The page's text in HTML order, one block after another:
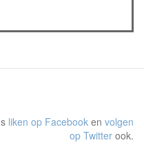
liken op Facebook en volgen
op Twitter ook.